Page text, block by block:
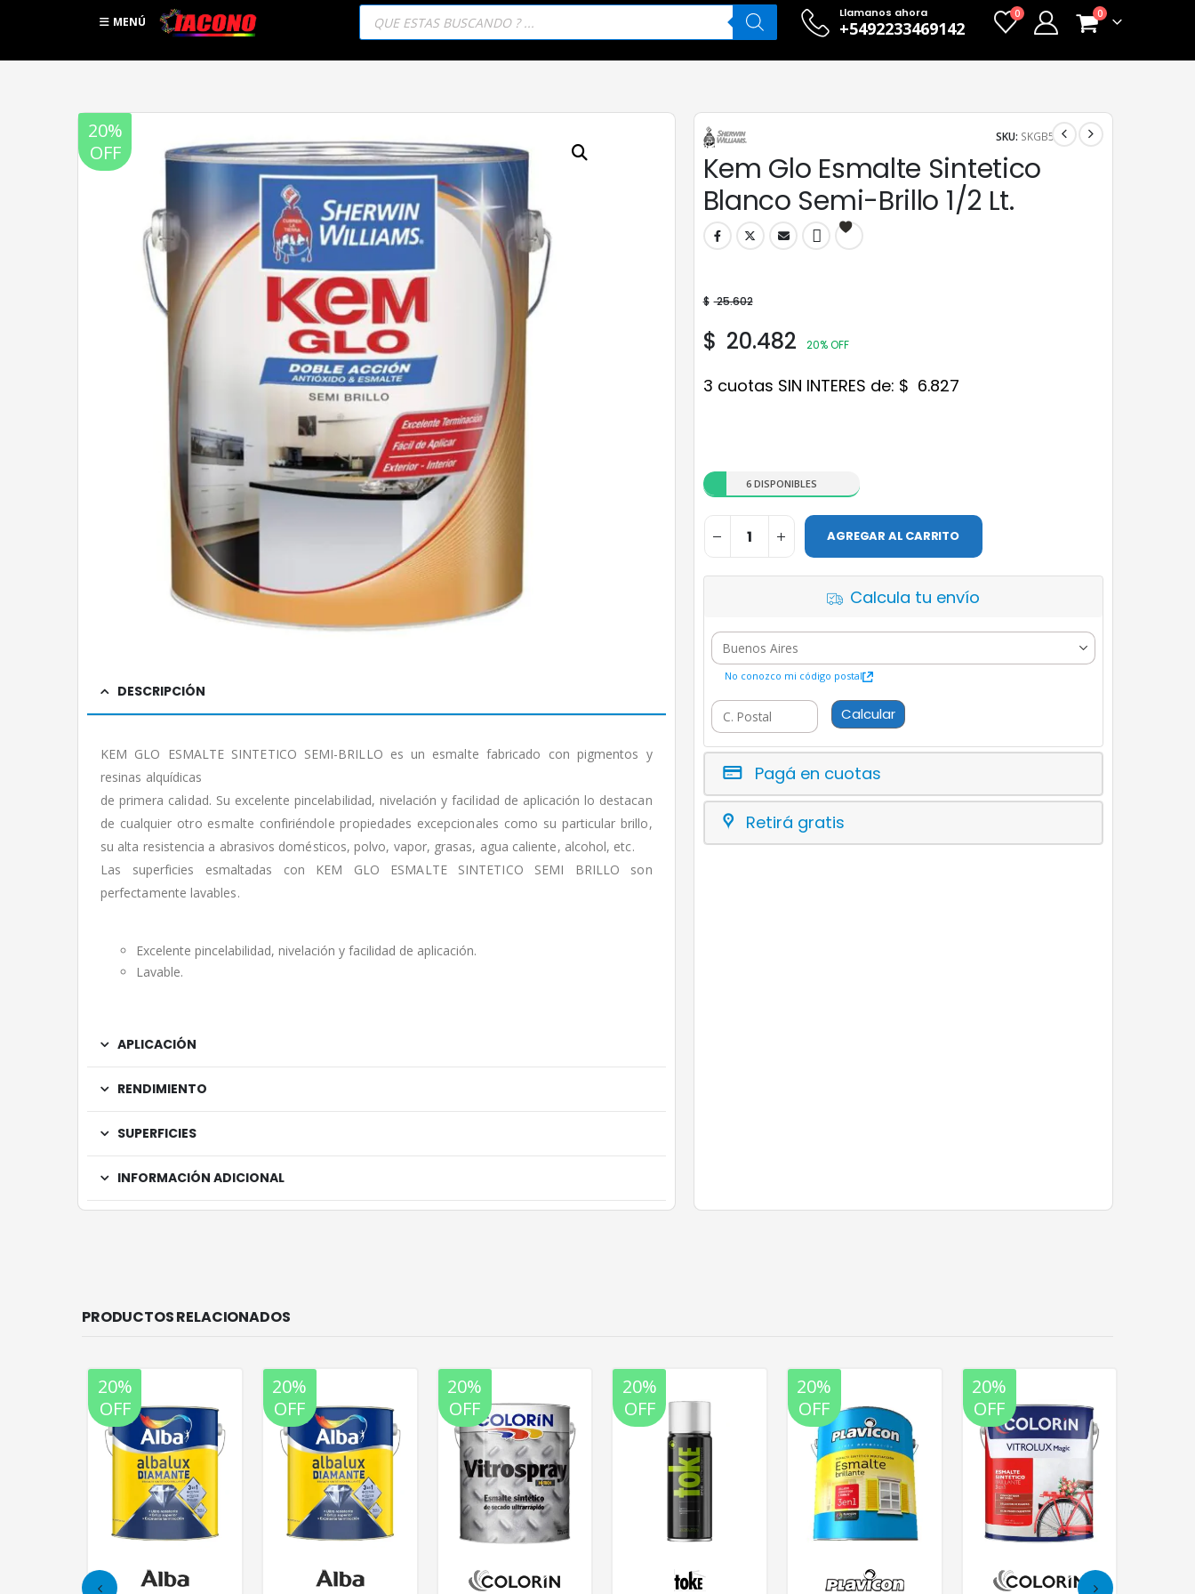
MENÚ
Búsqueda
productos
Llamanos ahora
+5492233469142
0 0
20%
OFF
DESCRIPCIÓN
KEM GLO ESMALTE SINTETICO SEMI-BRILLO es un esmalte fabricado con pigmentos y
resinas alquídicas
de primera calidad. Su excelente pincelabilidad, nivelación y facilidad de aplicación lo destacan
de cualquier otro esmalte confiriéndole propiedades excepcionales como su particular brillo,
su alta resistencia a abrasivos domésticos, polvo, vapor, grasas, agua caliente, alcohol, etc.
Las superficies esmaltadas con KEM GLO ESMALTE SINTETICO SEMI BRILLO son
perfectamente lavables.
Excelente pincelabilidad, nivelación y facilidad de aplicación.
Lavable.
APLICACIÓN
RENDIMIENTO
SUPERFICIES
INFORMACIÓN ADICIONAL
Kem Glo Esmalte Sintetico
Blanco Semi-Brillo 1/2 Lt.
SKU: SKGB5
$ 25.602
$ 20.482 20% OFF
3 cuotas SIN INTERES de: $ 6.827
6 DISPONIBLES
AGREGAR AL CARRITO
Calcula tu envío
No conozco mi código postal
Calcular
Pagá en cuotas
Retirá gratis
PRODUCTOS RELACIONADOS
20%
OFF
20%
OFF
20%
OFF
20%
OFF
20%
OFF
20%
OFF